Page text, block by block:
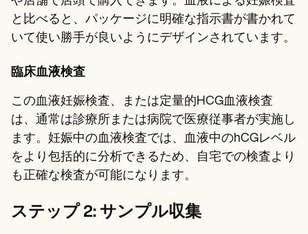
と比べると、パッケージに明確な指示書が書かれて
いて使い勝手が良いようにデザインされています。
臨床血液検査
この血液妊娠検査、または定量的HCG血液検査
は、通常は診療所または病院で医療従事者が実施し
ます。妊娠中の血液検査では、血液中のhCGレベル
をより包括的に分析できるため、自宅での検査より
も正確な検査が可能になります。
ステップ 2: サンプル収集